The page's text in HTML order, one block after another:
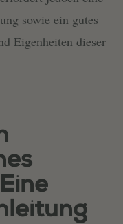
sowie ein gutes
Eigenheiten dieser